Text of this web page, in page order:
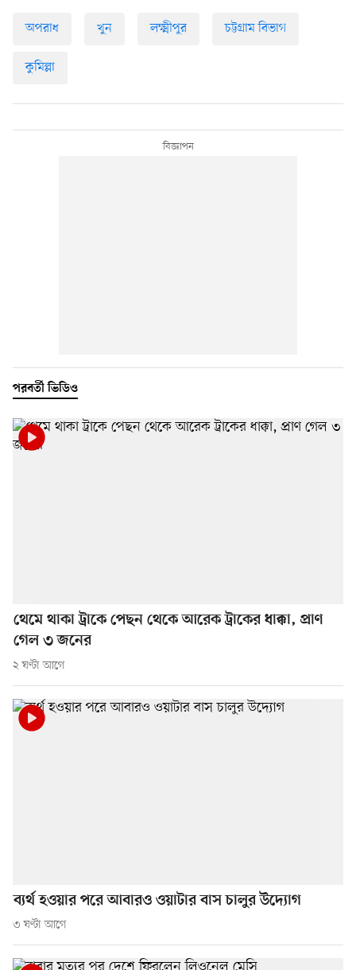
অপরাধ খুন লক্ষ্মীপুর চট্টগ্রাম বিভাগ
কুমিল্লা
পরবর্তী ভিডিও
থেমে থাকা ট্রাকে পেছন থেকে আরেক ট্রাকের ধাক্কা, প্রাণ
গেল ৩ জনের
২ ঘণ্টা আগে
ব্যর্থ হওয়ার পরে আবারও ওয়াটার বাস চালুর উদ্যোগ
৩ ঘণ্টা আগে